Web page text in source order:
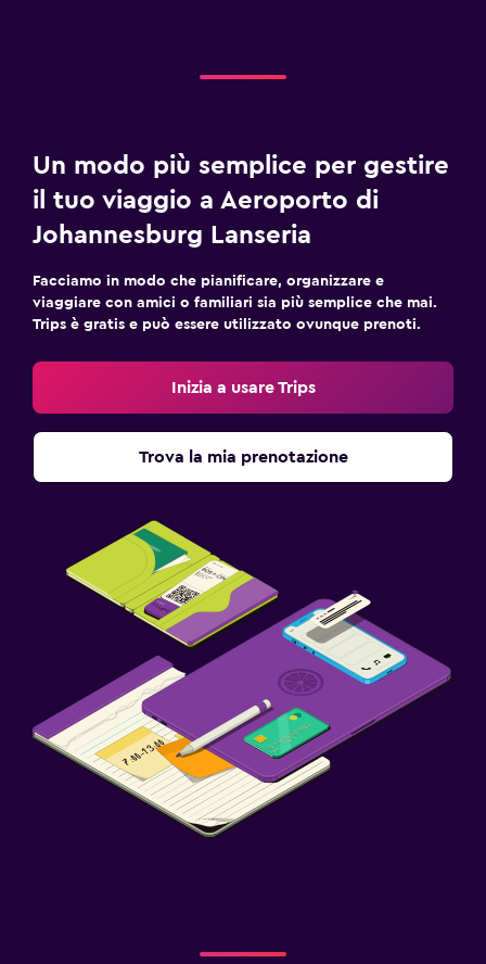
Un modo più semplice per gestire
il tuo viaggio a Aeroporto di
Johannesburg Lanseria
Facciamo in modo che pianificare, organizzare e
viaggiare con amici o familiari sia più semplice che mai.
Trips è gratis e può essere utilizzato ovunque prenoti.
Inizia a usare Trips
Trova la mia prenotazione